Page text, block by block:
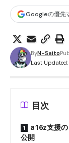
Googleの優先
Last Updated:
ByN-Saito
目次
a16z支援
公開